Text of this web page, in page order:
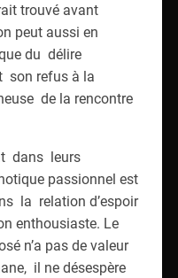
trouvé avant
peut aussi en
du délire
son refus à la
de la rencontre
dans leurs
passionnel est
la relation d’espoir
enthousiaste. Le
n’a pas de valeur
il ne désespère